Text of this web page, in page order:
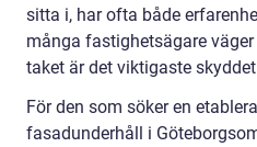
sitta i, har ofta både
många fastighetsägare
taket är det viktigaste
För den som söker en
fasadunderhåll i